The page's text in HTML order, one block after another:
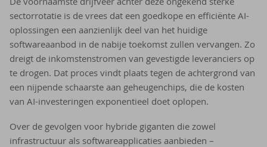
sectorrotatie is de vrees dat een goedkope en efficiënte AI-
oplossingen een aanzienlijk deel van het huidige
softwareaanbod in de nabije toekomst zullen vervangen. Zo
dreigt de inkomstenstromen van gevestigde leveranciers op
te drogen. Dat proces vindt plaats tegen de achtergrond van
een nijpende schaarste aan geheugenchips, die de kosten
van AI-investeringen exponentieel doet oplopen.
Over de gevolgen voor hybride giganten die zowel
infrastructuur als softwareapplicaties aanbieden –